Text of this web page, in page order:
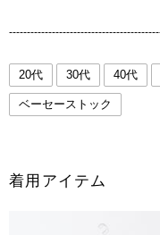
20代 30代 40代
ベーセーストック
着用アイテム